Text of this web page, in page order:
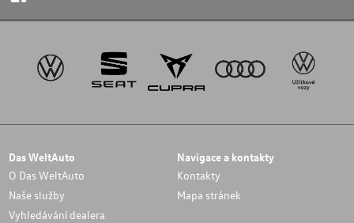
Das WeltAuto
O Das WeltAuto
Naše služby
Vyhledávání dealera
Navigace a kontakty
Kontakty
Mapa stránek